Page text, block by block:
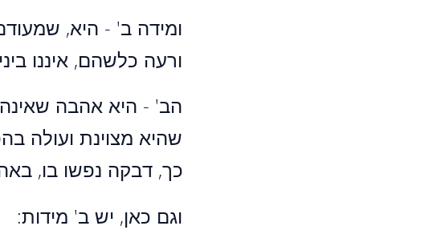
ומידה ב' - היא,
ורעה כלשהם, איננו
הב' - היא אהבה
שהיא מצוינת ועולה
כך, דבקה נפשו בו,
וגם כאן, יש ב' מידות: